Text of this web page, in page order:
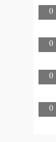
0
0
0
0